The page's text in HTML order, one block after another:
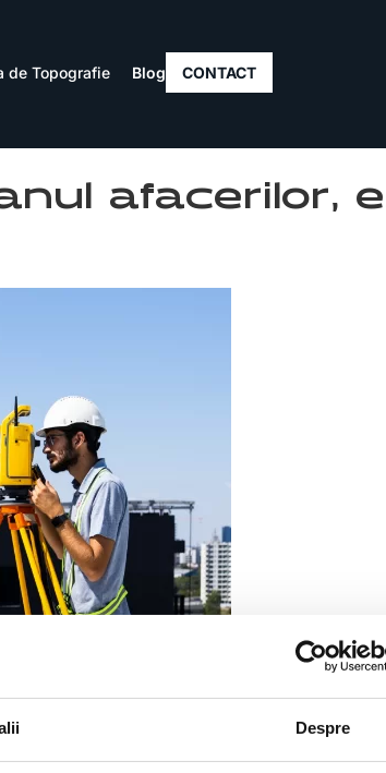
Despre
de Topografie Blog CONTACT
afacerilor,